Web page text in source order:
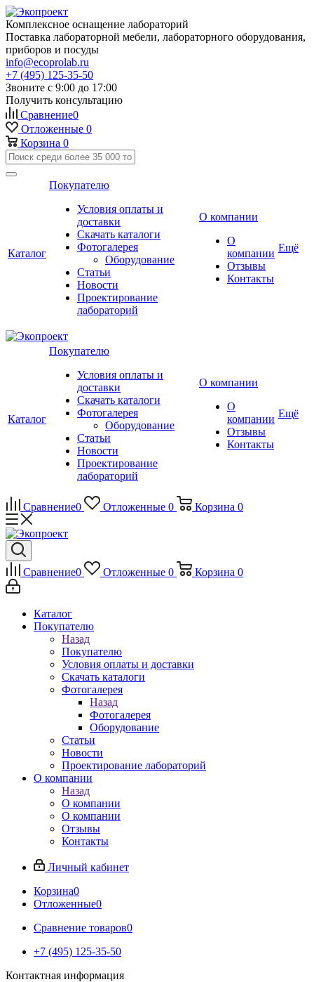
Комплексное оснащение лабораторий
Поставка лабораторной мебели, лабораторного оборудования,
приборов и посуды
info@ecoprolab.ru
+7 (495) 125-35-50
Звоните с 9:00 до 17:00
Получить консультацию
Сравнение0
Отложенные 0
Корзина 0
Каталог
Покупателю
Условия оплаты и
доставки
Скачать каталоги
Фотогалерея
Оборудование
Статьи
Новости
Проектирование
лабораторий
О компании
О
компании
Отзывы
Контакты
Ещё
Каталог
Покупателю
Условия оплаты и
доставки
Скачать каталоги
Фотогалерея
Оборудование
Статьи
Новости
Проектирование
лабораторий
О компании
О
компании
Отзывы
Контакты
Ещё
Сравнение0 Отложенные 0 Корзина 0
Сравнение0 Отложенные 0 Корзина 0
Каталог
Покупателю
Назад
Покупателю
Условия оплаты и доставки
Скачать каталоги
Фотогалерея
Назад
Фотогалерея
Оборудование
Статьи
Новости
Проектирование лабораторий
О компании
Назад
О компании
О компании
Отзывы
Контакты
Личный кабинет
Корзина0
Отложенные0
Сравнение товаров0
+7 (495) 125-35-50
Контактная информация